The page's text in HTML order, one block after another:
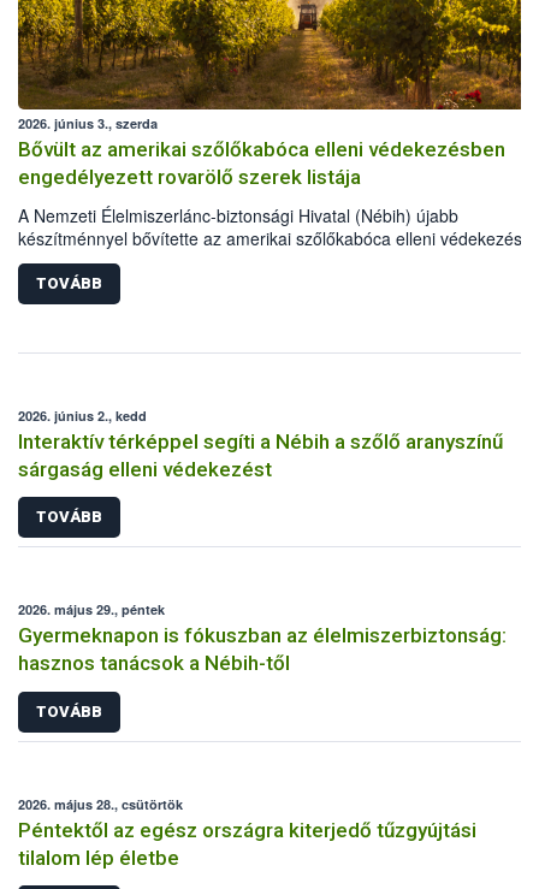
2026. június 3., szerda
Bővült az amerikai szőlőkabóca elleni védekezésben
engedélyezett rovarölő szerek listája
A Nemzeti Élelmiszerlánc-biztonsági Hivatal (Nébih) újabb
készítménnyel bővítette az amerikai szőlőkabóca elleni védekezésre
engedélyezett rovarölő szerek körét: immár 55 készítménnyel lehet
védekezni a szőlő aranyszínű sárgasága betegséget terjesztő
ellen. A frissen engedélyt kapott szer, gazdaságokban és
TOVÁBB
2026. június 2., kedd
Interaktív térképpel segíti a Nébih a szőlő aranyszínű
sárgaság elleni védekezést
TOVÁBB
2026. május 29., péntek
Gyermeknapon is fókuszban az élelmiszerbiztonság:
hasznos tanácsok a Nébih-től
TOVÁBB
2026. május 28., csütörtök
Péntektől az egész országra kiterjedő tűzgyújtási
tilalom lép életbe